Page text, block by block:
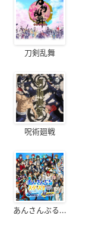
刀剣乱舞
呪術廻戦
あんさんぶる...